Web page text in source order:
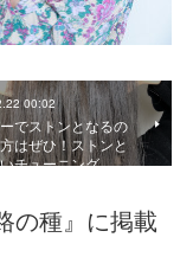
00:02
でストンとなるの
はぜひ！ストンと
チューニング
の種』に掲載